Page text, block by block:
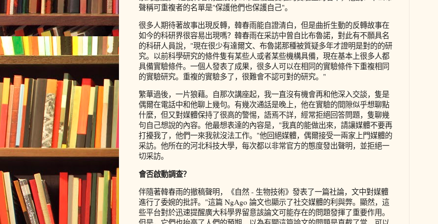
聲稱可重複者的名單是"保護他們也保護自己"。
很多人期待著故事出現反轉，韓春雨能自證清白，但是曲折生動的反轉故事在
如今的科研界很容易出現嗎？韓春雨在采訪中曾自比布魯諾，對此有不願具名
的科研人員說，"現在很少有達爾文、布魯諾那種被質疑多年才證明是對的的研
究。以前科學研究的條件隻有某些人或者某些機構具備，現在基本上很多人都
具備實驗條件。一個人發表了成果，很多人可以在相同的實驗條件下重複相同
的實驗研究。重複的實驗多了，很難會不認可對的研究。"
繁華過後，一片狼藉。自那次講座起，我一直沒有機會再和他深入交談，隻是
偶爾在電話中和他聊上幾句。有幾次通話是晚上，他在實驗的間隙似乎想聊點
什麼，但又對媒體保持了很高的警惕，語焉不詳，經常拒絕回答問題，隻聊幾
句自己想說的內容。他最想表達的內容是，"我真的能做出來，請讓媒體不要再
打擾我了，他們一來我就沒法工作。"他回絕媒體，偶爾接受一兩家上門媒體的
采訪。他所在的河北科技大學，每次都以非常官方的態度發出聲明，並拒絕一
切采訪。
會否啟動調查？
伴隨著韓春雨的撤稿聲明，《自然 - 生物技術》發表了一篇社論，文中對媒體
進行了委婉的批評。"這篇 NgAgo 論文也顯示了社交媒體的利與弊。顯然，這
些平台對於迅速提醒廣大科學界留意該論文可能存在的問題發揮了重要作用。